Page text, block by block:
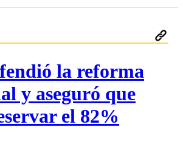
la reforma
y aseguró que
el 82%